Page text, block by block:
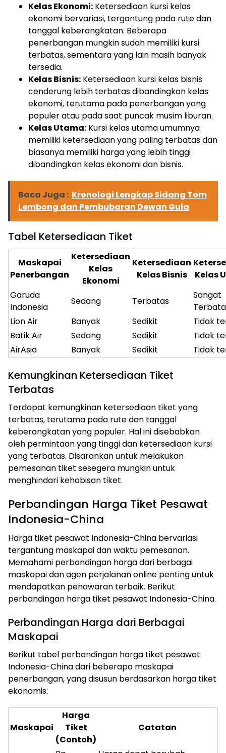
Kelas Ekonomi: Ketersediaan kursi kelas
ekonomi bervariasi, tergantung pada rute dan
tanggal keberangkatan. Beberapa
penerbangan mungkin sudah memiliki kursi
terbatas, sementara yang lain masih banyak
tersedia.
Kelas Bisnis: Ketersediaan kursi kelas bisnis
cenderung lebih terbatas dibandingkan kelas
ekonomi, terutama pada penerbangan yang
populer atau pada saat puncak musim liburan.
Kelas Utama: Kursi kelas utama umumnya
memiliki ketersediaan yang paling terbatas dan
biasanya memiliki harga yang lebih tinggi
dibandingkan kelas ekonomi dan bisnis.
Baca Juga : Kronologi Lengkap Sidang Tom
Lembong dan Pembubaran Dewan Gula
Tabel Ketersediaan Tiket
Maskapai
Penerbangan
Ketersediaan
Kelas
Ekonomi
Ketersediaan
Kelas Bisnis
Kelas
Garuda
Indonesia
Sedang Terbatas
Sangat
Lion Air
Banyak Sedikit
Tidak
Batik Air
Sedang Sedikit
Tidak
AirAsia
Banyak Sedikit Tidak
Kemungkinan Ketersediaan Tiket
Terbatas
Terdapat kemungkinan ketersediaan tiket yang
terbatas, terutama pada rute dan tanggal
keberangkatan yang populer. Hal ini disebabkan
oleh permintaan yang tinggi dan ketersediaan kursi
yang terbatas. Disarankan untuk melakukan
pemesanan tiket sesegera mungkin untuk
menghindari kehabisan tiket.
Perbandingan Harga Tiket Pesawat
Indonesia-China
Harga tiket pesawat Indonesia-China bervariasi
tergantung maskapai dan waktu pemesanan.
Memahami perbandingan harga dari berbagai
maskapai dan agen perjalanan online penting untuk
mendapatkan penawaran terbaik. Berikut
perbandingan harga tiket pesawat Indonesia-China.
Perbandingan Harga dari Berbagai
Maskapai
Berikut tabel perbandingan harga tiket pesawat
Indonesia-China dari beberapa maskapai
penerbangan, yang disusun berdasarkan harga tiket
ekonomis:
Maskapai
Harga
Tiket
(Contoh)
Catatan